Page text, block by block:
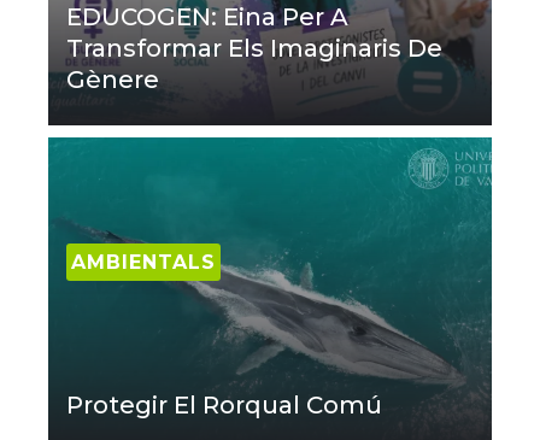
EDUCOGEN: Eina Per A
Transformar Els Imaginaris De
Gènere
AMBIENTALS
Protegir El Rorqual Comú